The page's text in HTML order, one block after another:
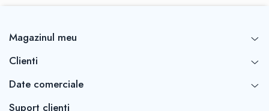
Magazinul meu
Clienti
Date comerciale
Suport clienti